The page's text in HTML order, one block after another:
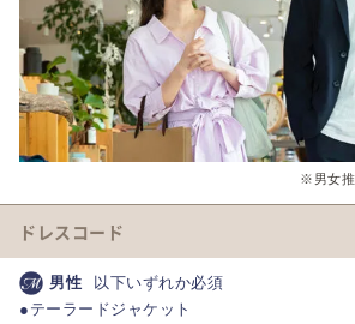
※男女推
ドレスコード
男性
以下いずれか必須
●テーラードジャケット